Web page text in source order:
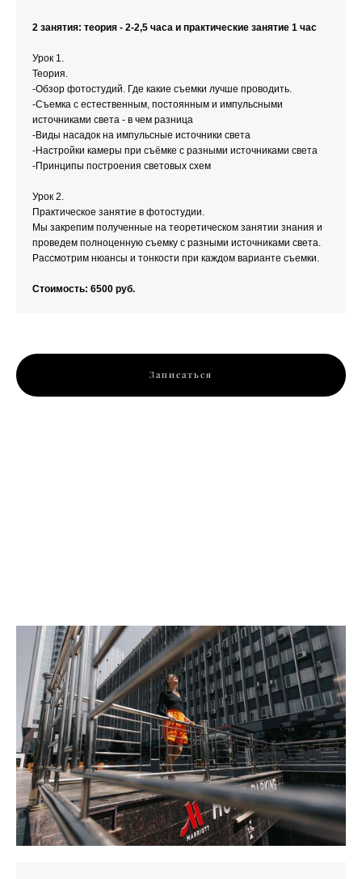
2 занятия: теория - 2-2,5 часа и практические занятие 1 час
Урок 1.
Теория.
-Обзор фотостудий. Где какие съемки лучше проводить.
-Съемка с естественным, постоянным и импульсными
источниками света - в чем разница
-Виды насадок на импульсные источники света
-Настройки камеры при съёмке с разными источниками света
-Принципы построения световых схем
Урок 2.
Практическое занятие в фотостудии.
Мы закрепим полученные на теоретическом занятии знания и
проведем полноценную съемку с разными источниками света.
Рассмотрим нюансы и тонкости при каждом варианте съемки.
Стоимость: 6500 руб.
Записаться